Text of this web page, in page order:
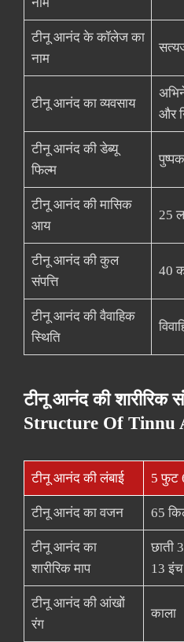
टीनू आनंद के कॉलेज का
नाम
टीनू आनंद का व्यवसाय
और
टीनू आनंद की डेब्यू
फिल्म
टीनू आनंद की मासिक
आय
25
टीनू आनंद की कुल
संपत्ति
40
टीनू आनंद की वैवाहिक
स्थिति
टीनू आनंद की शारीरिक
Structure Of Tinnu
टीनू आनंद की लंबाई 5 फुट
टीनू आनंद का वजन 65
टीनू आनंद का
शारीरिक माप
छाती
13 इंच
टीनू आनंद की आंखों
रंग
काला